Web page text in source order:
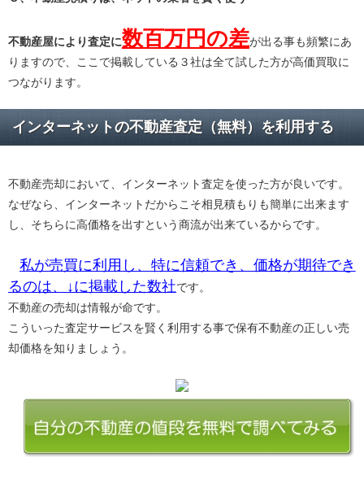
不動産屋により査定に数百万円の差が出る事も頻繁にあ
りますので、ここで掲載している３社は全て試した方が高価買取に
つながります。
インターネットの不動産査定（無料）を利用する
不動産売却において、インターネット査定を使った方が良いです。
なぜなら、インターネットだからこそ相見積もりも簡単に出来ます
し、そちらに高価格を出すという商流が出来ているからです。
私が売買に利用し、特に信頼でき、価格が期待でき
るのは、↓に掲載した数社です。
不動産の売却は情報が命です。
こういった査定サービスを賢く利用する事で保有不動産の正しい売
却価格を知りましょう。